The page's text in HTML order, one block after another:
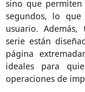
sino que
segundos, lo
usuario.
serie están
página
ideales para
operaciones de